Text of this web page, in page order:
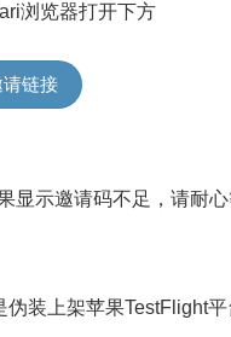
浏览器打开下方
请链接
显示邀请码不足，请耐
装上架苹果TestFlight